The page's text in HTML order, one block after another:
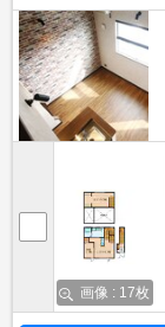
画像 : 17枚